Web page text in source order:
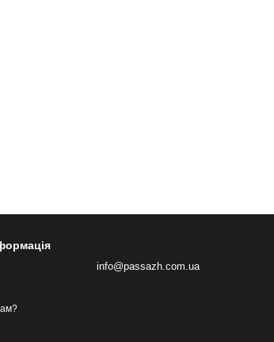
info@passazh.com.ua